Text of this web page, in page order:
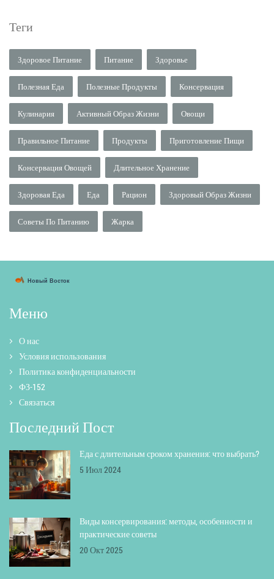
Теги
Здоровое Питание Питание Здоровье
Полезная Еда Полезные Продукты Консервация
Кулинария Активный Образ Жизни Овощи
Правильное Питание Продукты Приготовление Пищи
Консервация Овощей Длительное Хранение
Здоровая Еда Еда Рацион Здоровый Образ Жизни
Советы По Питанию Жарка
Меню
О нас
Условия использования
Политика конфиденциальности
ФЗ-152
Связаться
Последний Пост
Еда с длительным сроком хранения: что выбрать?
5 Июл 2024
Виды консервирования: методы, особенности и
практические советы
20 Окт 2025